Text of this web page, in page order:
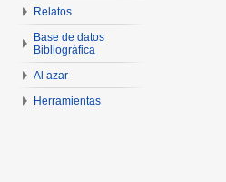
Relatos
Base de datos
Bibliográfica
Al azar
Herramientas